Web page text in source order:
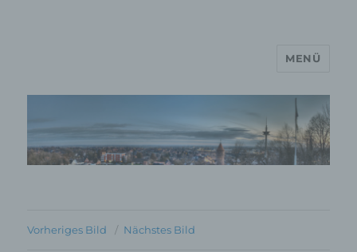
MP Mario Porten Beratung
Training Coaching
MENÜ
Vorheriges Bild Nächstes Bild